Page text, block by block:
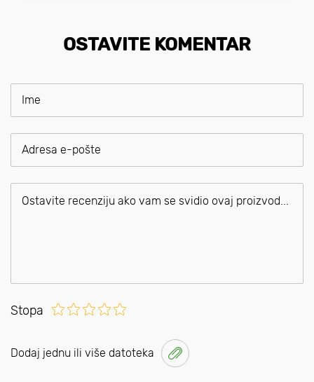
OSTAVITE KOMENTAR
Stopa
Dodaj jednu ili više datoteka